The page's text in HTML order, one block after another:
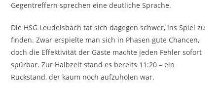
Gegentreffern sprechen eine deutliche Sprache.
Die HSG Leudelsbach tat sich dagegen schwer, ins Spiel zu
finden. Zwar erspielte man sich in Phasen gute Chancen,
doch die Effektivität der Gäste machte jeden Fehler sofort
spürbar. Zur Halbzeit stand es bereits 11:20 – ein
Rückstand, der kaum noch aufzuholen war.